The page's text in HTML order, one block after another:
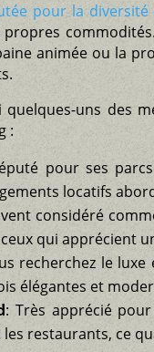
pour la
animée ou la
quelques-uns des
:
pour ses
locatifs
considéré
qui apprécient
recherchez le
élégantes et
: Très apprécié
les restaurants, ce